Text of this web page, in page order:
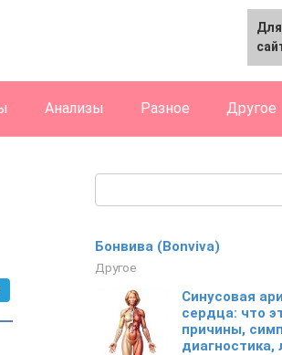
Анализы Разное Другое
Бонвива (Bonviva)
Другое
Синусовая
сердца: что
причины,
диагностика,